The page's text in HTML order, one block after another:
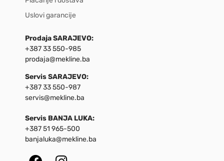
Uslovi garancije
Prodaja SARAJEVO:
+387 33 550-985
prodaja@mekline.ba
Servis SARAJEVO:
+387 33 550-987
servis@mekline.ba
Servis BANJA LUKA:
+387 51 965-500
banjaluka@mekline.ba